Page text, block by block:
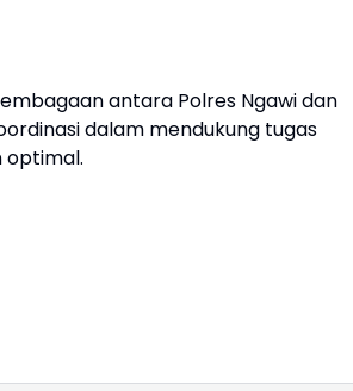
antara Polres Ngawi dan
dalam mendukung tugas
optimal.